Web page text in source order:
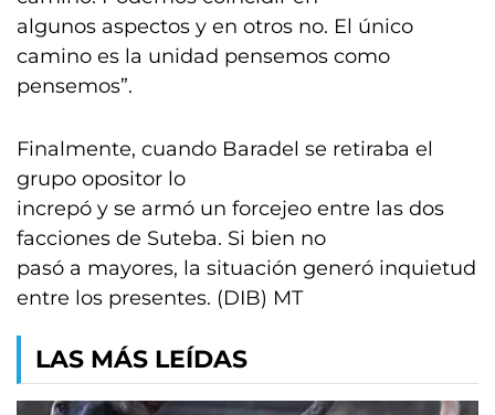
algunos aspectos y en otros no. El único
camino es la unidad pensemos como
pensemos”.
Finalmente, cuando Baradel se retiraba el
grupo opositor lo
increpó y se armó un forcejeo entre las dos
facciones de Suteba. Si bien no
pasó a mayores, la situación generó inquietud
entre los presentes. (DIB) MT
LAS MÁS LEÍDAS